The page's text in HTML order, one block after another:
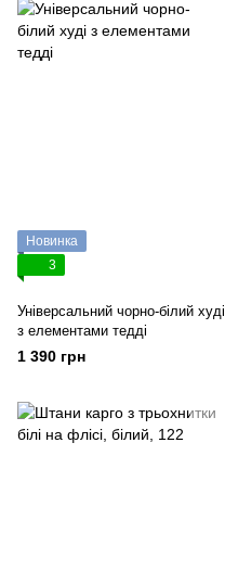
Новинка
3
Універсальний чорно-білий худі
з елементами тедді
1 390 грн